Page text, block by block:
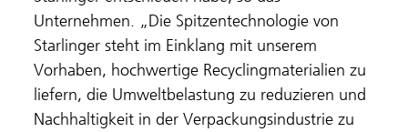
Unternehmen. „Die Spitzentechnologie von
Starlinger steht im Einklang mit unserem
Vorhaben, hochwertige Recyclingmaterialien zu
liefern, die Umweltbelastung zu reduzieren und
Nachhaltigkeit in der Verpackungsindustrie zu